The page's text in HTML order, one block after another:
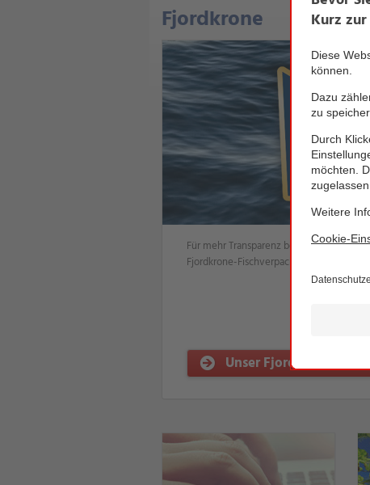
Fjordkrone
Für mehr Transparenz beim Fischeinkauf
Fjordkrone-Fischverpackungen ein
Unser Fjordkrone